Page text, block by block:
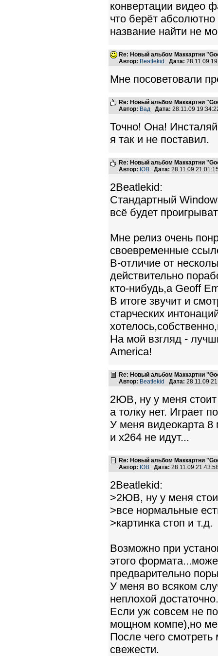
конвертации видео
что берёт
название найти не
Re: Новый альбом Маккартни
Автор: Beatlekid Дата: 28.11.09
Мне посоветовали
Re: Новый альбом Маккартни
Автор: Вад Дата: 28.11.09
Точно! Она!
я так и не поставил.
Re: Новый альбом Маккартни
Автор: ЮВ Дата: 28.11.09
2Beatlekid:
Стандартный
всё будет
Мне релиз очень
своевременные
В-отличие от
действительно
кто-нибудь,а Geoff
В итоге звучит и
старческих
На мой взгляд -
America!
Re: Новый альбом Маккартни
Автор: Beatlekid Дата: 28.11.09
2ЮВ, ну у меня
а толку нет. Играет
У меня видеокарта
и x264 не идут...
Re: Новый альбом Маккартни
Автор: ЮВ Дата: 28.11.09
2Beatlekid:
>2ЮВ, ну у меня
>все нормальные
>картинка стоп и т.д.
Возможно при
этого
предварительно
У меня во всяком
неплохой достаточно.
Если уж совсем не
мощном компе),но
После чего
свежести.